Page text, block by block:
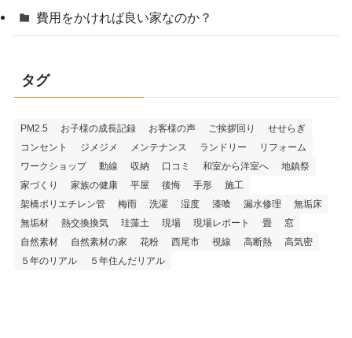
費用をかければ良い家なのか？
タグ
PM2.5 お子様の成長記録 お客様の声 ご挨拶回り
せせらぎ
コンセント
ジメジメ メンテナンス ランドリー
リフォーム
ワークショップ
動線 収納 口コミ 和室から洋室へ
地鎮祭
家づくり
家族の健康 平屋 後悔 手形
施工
架橋ポリエチレン管
梅雨 洗濯 湿度 漆喰 漏水修理
無垢床
無垢材
熱交換換気 珪藻土 現場 現場レポート 畳
窓
自然素材
自然素材の家 花粉 西尾市 視線 高断熱
高気密
５年のリアル
５年住んだリアル